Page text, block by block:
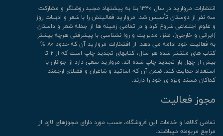
انتشارات مروارید در سال ۱۳۴۰ بنا به پیشنهاد مجید روشنگر و مشارکت
سه نفر از دوستان تأسیس شد. مروارید فعالیتش را با شعر و ادبیات روز
و علوم اجتماعی شروع کرد و در تمامی زمینه ها از جمله شعر و داستان
)ایرانی و خارجی(، طنز، مدیریت و روا نشناسی با پیشرفتی هرچه بیشتر
به فعالیت خود ادامه می دهد. از افتخارات مروارید آن که حدود ۸۰ %
کتاب های منتشر شده هر سال، کتابهای تجدید چاپ است که از ۲ تا
بیش از چهل بار تجدید چاپ شده اند. مروارید سعی دارد از جوانان با
استعداد حمایت کند. ضمن آن که اساتید و شاعران و فضلای ارجمند
کماکان مسند ویژه ی خود را دارند.
مجوز فعالیت
تمامی كالاها و خدمات این فروشگاه، حسب مورد دارای مجوزهای لازم از
مراجع مربوطه میباشند.